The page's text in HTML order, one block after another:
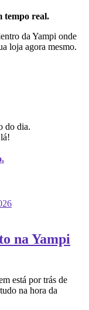
tempo real.
da Yampi onde
loja agora mesmo.
do dia.
na Yampi
está por trás de
na hora da